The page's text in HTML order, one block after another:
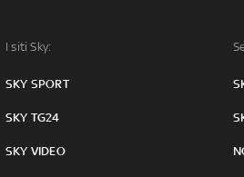
I siti Sky:
SKY SPORT
SKY TG24
SKY VIDEO